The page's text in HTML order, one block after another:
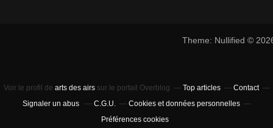
Theme: Nullified ©
Voir le profil de arts des airssur le portail Overblog Top articles
Contact
Signaler un abus
C.G.U.
Cookies et données personnelles
Préférences cookies